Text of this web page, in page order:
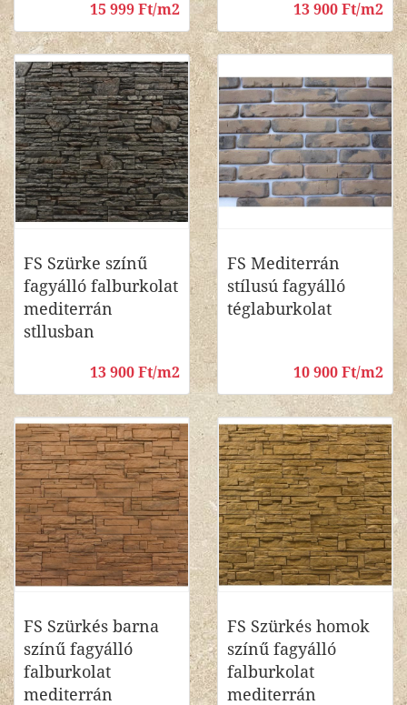
15 999 Ft/m2 13 900 Ft/m2
FS Szürke színű
fagyálló falburkolat
mediterrán
stllusban
13 900 Ft/m2
FS Mediterrán
stílusú fagyálló
téglaburkolat
10 900 Ft/m2
FS Szürkés barna
színű fagyálló
falburkolat
mediterrán
FS Szürkés homok
színű fagyálló
falburkolat
mediterrán